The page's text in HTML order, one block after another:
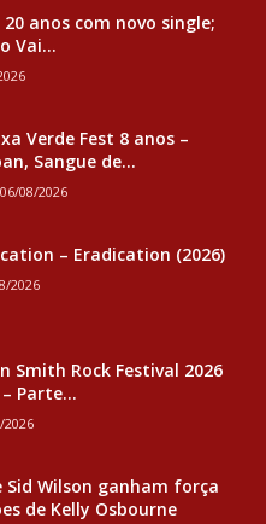
anos com novo single;
Vai...
Verde Fest 8 anos –
Sangue de...
06/08/2026
– Eradication (2026)
2026
Smith Rock Festival 2026
Parte...
2026
Sid Wilson ganham força
de Kelly Osbourne